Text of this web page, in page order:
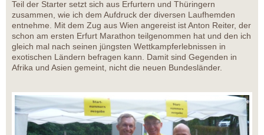
Teil der Starter setzt sich aus Erfurtern und Thüringern
zusammen, wie ich dem Aufdruck der diversen Laufhemden
entnehme. Mit dem Zug aus Wien angereist ist Anton Reiter, der
schon am ersten Erfurt Marathon teilgenommen hat und den ich
gleich mal nach seinen jüngsten Wettkampferlebnissen in
exotischen Ländern befragen kann. Damit sind Gegenden in
Afrika und Asien gemeint, nicht die neuen Bundesländer.